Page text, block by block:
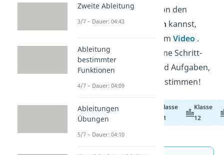
Wie du bei einer Funktion den
Wendepunkt berechnen kannst,
zeigen wir dir hier und imVideo .
Außerdem findest du eine Schritt-
für-Schritt-Anleitung und Aufgaben,
um Wendepunkte zu bestimmen!
Abiturvorbereitung
Klasse
11
Klasse
12
Zweite Ableitung
3/7 – Dauer: 04:43
Ableitung
bestimmter
Funktionen
4/7 – Dauer: 04:09
Ableitungen
Übungen
5/7 – Dauer: 04:10